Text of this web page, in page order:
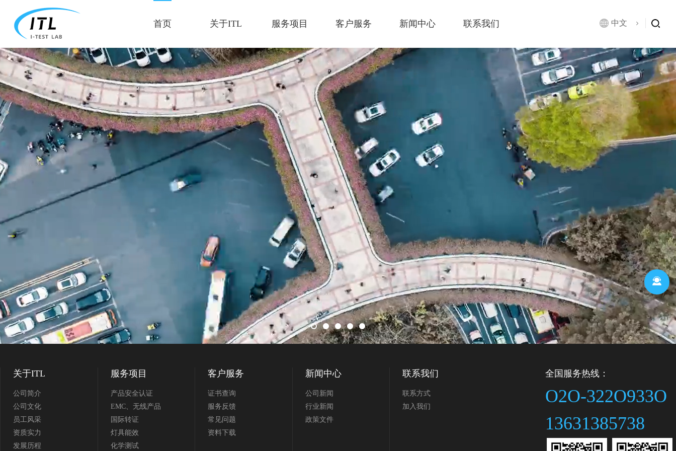
首页 关于ITL 服务项目 客户服务 新闻中心 联系我们 中文
关于ITL
公司简介
公司文化
员工风采
资质实力
发展历程
服务项目
产品安全认证
EMC、无线产品
国际转证
灯具能效
化学测试
客户服务
证书查询
服务反馈
常见问题
资料下载
新闻中心
公司新闻
行业新闻
政策文件
联系我们
联系方式
加入我们
全国服务热线：
O2O-322O933O
13631385738